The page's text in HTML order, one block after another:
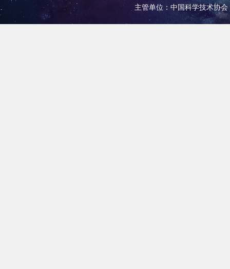
主管单位：中国科学技术协